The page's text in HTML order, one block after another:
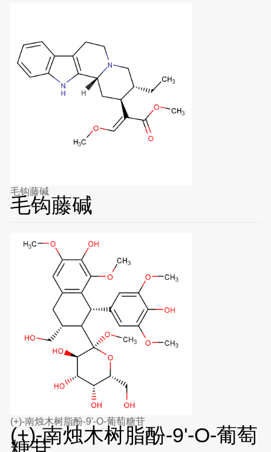
毛钩藤碱
毛钩藤碱
(+)-南烛木树脂酚-9'-O-葡萄糖苷
(+)-南烛木树脂酚-9'-O-葡萄